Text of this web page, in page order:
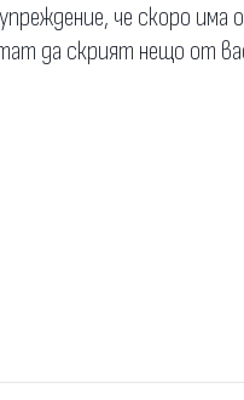
че скоро
да скрият нещо от